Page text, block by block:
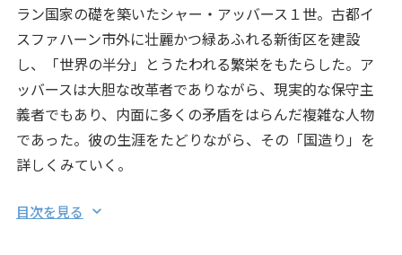
ラン国家の礎を築いたシャー・アッバース１世。古都イ
スファハーン市外に壮麗かつ緑あふれる新街区を建設
し、「世界の半分」とうたわれる繁栄をもたらした。ア
ッバースは大胆な改革者でありながら、現実的な保守主
義者でもあり、内面に多くの矛盾をはらんだ複雑な人物
であった。彼の生涯をたどりながら、その「国造り」を
詳しくみていく。
目次を見る